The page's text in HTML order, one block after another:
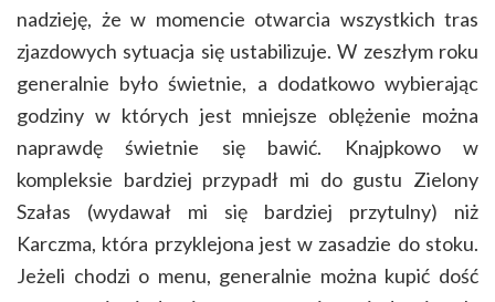
nadzieję, że w momencie otwarcia wszystkich tras
zjazdowych sytuacja się ustabilizuje. W zeszłym roku
generalnie było świetnie, a dodatkowo wybierając
godziny w których jest mniejsze oblężenie można
naprawdę świetnie się bawić. Knajpkowo w
kompleksie bardziej przypadł mi do gustu Zielony
Szałas (wydawał mi się bardziej przytulny) niż
Karczma, która przyklejona jest w zasadzie do stoku.
Jeżeli chodzi o menu, generalnie można kupić dość